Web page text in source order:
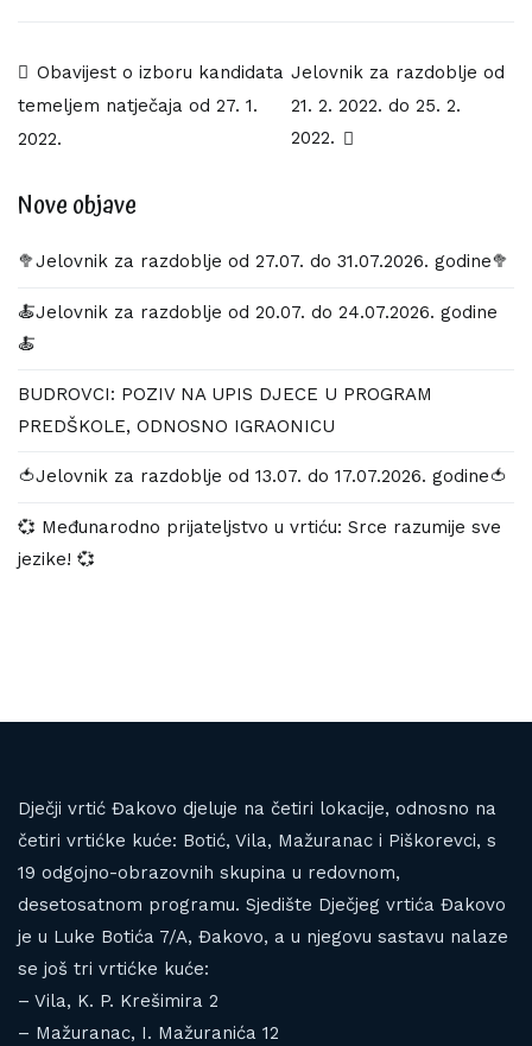
Navigacija
objava
Obavijest o izboru kandidata
temeljem natječaja od 27. 1.
2022.
Jelovnik za razdoblje od
21. 2. 2022. do 25. 2.
2022.
Nove objave
🥦Jelovnik za razdoblje od 27.07. do 31.07.2026. godine🥦
🍝Jelovnik za razdoblje od 20.07. do 24.07.2026. godine
🍝
BUDROVCI: POZIV NA UPIS DJECE U PROGRAM
PREDŠKOLE, ODNOSNO IGRAONICU
🍅Jelovnik za razdoblje od 13.07. do 17.07.2026. godine🍅
💞 Međunarodno prijateljstvo u vrtiću: Srce razumije sve
jezike! 💞
Dječji vrtić Đakovo djeluje na četiri lokacije, odnosno na
četiri vrtićke kuće: Botić, Vila, Mažuranac i Piškorevci, s
19 odgojno-obrazovnih skupina u redovnom,
desetosatnom programu. Sjedište Dječjeg vrtića Đakovo
je u Luke Botića 7/A, Đakovo, a u njegovu sastavu nalaze
se još tri vrtićke kuće:
– Vila, K. P. Krešimira 2
– Mažuranac, I. Mažuranića 12